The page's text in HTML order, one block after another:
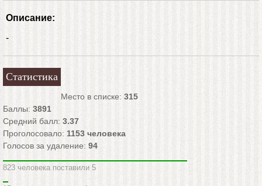
Описание:
-
Статистика
Место в списке: 315
Баллы: 3891
Средний балл: 3.37
Проголосовало: 1153 человека
Голосов за удаление: 94
823 человека поставили 5